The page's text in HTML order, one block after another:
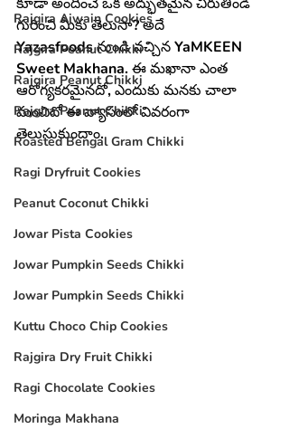
Rajgira Ajwain Cookies
Rajgira Peanut Chikki
Rajgira Peanut Chikki
Rajgira Peanut Chikki
Roasted Bengal Gram Chikki
Ragi Dryfruit Cookies
Peanut Coconut Chikki
Jowar Pista Cookies
Jowar Pumpkin Seeds Chikki
Jowar Pumpkin Seeds Chikki
Kuttu Choco Chip Cookies
Rajgira Dry Fruit Chikki
Ragi Chocolate Cookies
Moringa Makhana
కూడా అందించే ఒక అద్భుతమైన చిరుతిండి
గురించి మీకు తెలుసా? అదే
Yazasfoods నుండి వచ్చిన YaMKEEN
Sweet Makhana. ఈ మఖానా ఎంత
ఆరోగ్యకరమైనదో, ఎందుకు మనకు చాలా
మంచిదో ఈ వ్యాసంలో వివరంగా
తెలుసుకుందాం.